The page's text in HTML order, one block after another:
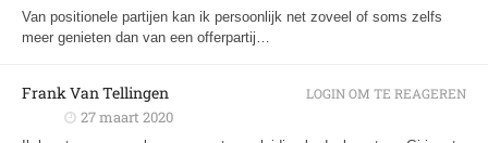
Van positionele partijen kan ik persoonlijk net zoveel of soms zelfs
meer genieten dan van een offerpartij…
Frank Van Tellingen
27 maart 2020
LOGIN OM TE REAGEREN